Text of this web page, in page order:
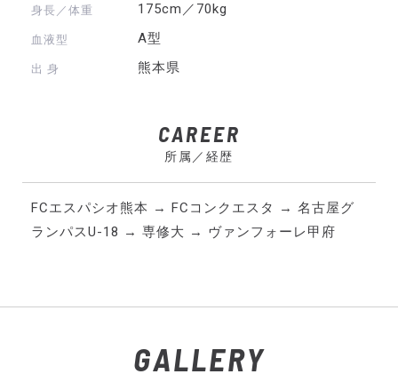
身長／体重 175cm／70kg
血液型 A型
出 身 熊本県
CAREER
所属／経歴
FCエスパシオ熊本 → FCコンクエスタ → 名古屋グ
ランパスU-18 → 専修大 → ヴァンフォーレ甲府
GALLERY